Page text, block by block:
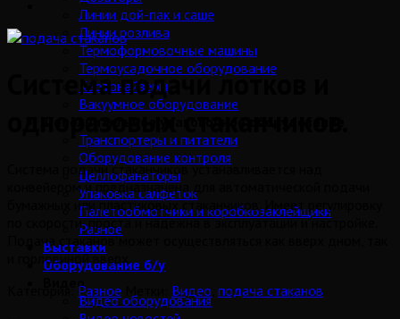
Линии дой-пак и саше
Линии розлива
Термоформовочные машины
Термоусадочное оборудование
Картонайзеры
Вакуумное оборудование
Транспортеры и питатели
Оборудование контроля
Целлофанаторы
Упаковка салфеток
Палетообмотчики и коробкозаклейщики
Разное
Выставки
Оборудование б/у
Видео
Видео оборудования
Система подачи лотков и
одноразовых стаканчиков.
Система подачи стаканчиков устанавливается над
конвейером и предназначена для автоматической подачи
бумажных или пластиковых стаканчиков. Имеет регулировку
по скорости, проста и надежна в эксплуатации и настройке.
Подача стаканов может осуществляться как вверх дном, так
и горловиной вверх.
Разное Видео подача стаканов